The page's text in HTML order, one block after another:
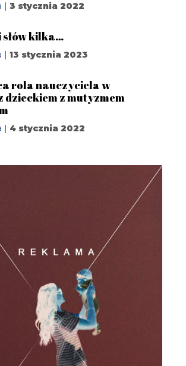
| 3 stycznia 2022
słów kilka…
| 13 stycznia 2023
rola nauczyciela w
dzieckiem z mutyzmem
| 4 stycznia 2022